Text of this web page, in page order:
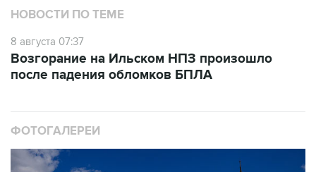
НОВОСТИ ПО ТЕМЕ
8 августа 07:37
Возгорание на Ильском НПЗ произошло
после падения обломков БПЛА
ФОТОГАЛЕРЕИ